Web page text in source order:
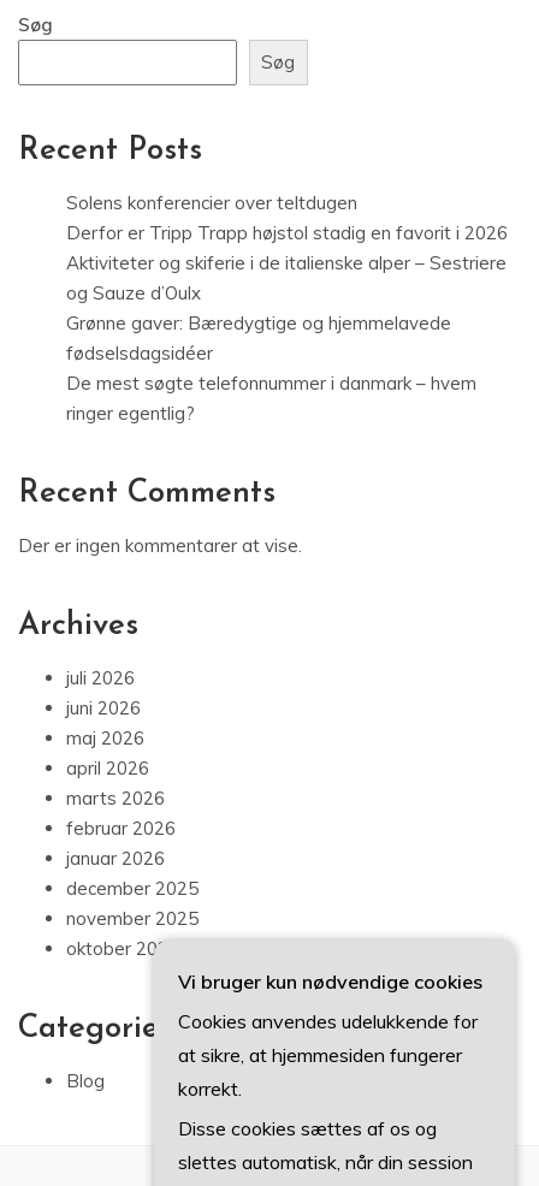
Søg
Søg
Recent Posts
Solens konferencier over teltdugen
Derfor er Tripp Trapp højstol stadig en favorit i 2026
Aktiviteter og skiferie i de italienske alper – Sestriere
og Sauze d’Oulx
Grønne gaver: Bæredygtige og hjemmelavede
fødselsdagsidéer
De mest søgte telefonnummer i danmark – hvem
ringer egentlig?
Recent Comments
Der er ingen kommentarer at vise.
Archives
juli 2026
juni 2026
maj 2026
april 2026
marts 2026
februar 2026
januar 2026
december 2025
november 2025
oktober 2025
Categories
Blog
Vi bruger kun nødvendige cookies
Cookies anvendes udelukkende for
at sikre, at hjemmesiden fungerer
korrekt.
Disse cookies sættes af os og
slettes automatisk, når din session